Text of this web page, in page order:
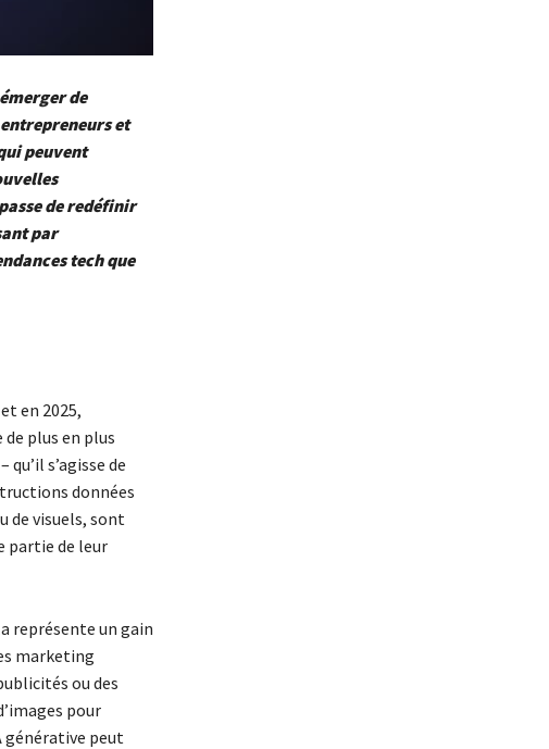
de
et
peuvent
de redéfinir
par
tech que
en 2025,
plus en plus
s’agisse de
données
de visuels, sont
partie de leur
représente un gain
marketing
ou des
pour
générative peut